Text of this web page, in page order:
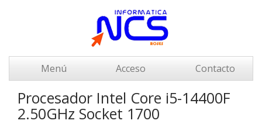
Menú Acceso Contacto
Procesador Intel Core i5-14400F
2.50GHz Socket 1700